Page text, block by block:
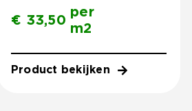
€ 33,50
per
m2
Product bekijken